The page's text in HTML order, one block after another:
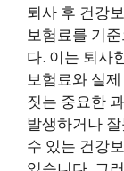
퇴사 후 건강
보험료를 기
다. 이는 퇴사
보험료와 실
짓는 중요한
발생하거나
수 있는 건강